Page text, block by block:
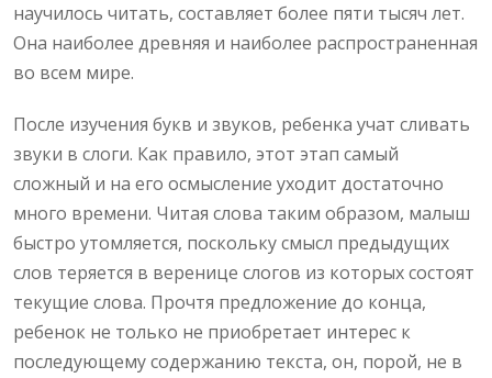
научилось читать, составляет более пяти тысяч лет.
Она наиболее древняя и наиболее распространенная
во всем мире.
После изучения букв и звуков, ребенка учат сливать
звуки в слоги. Как правило, этот этап самый
сложный и на его осмысление уходит достаточно
много времени. Читая слова таким образом, малыш
быстро утомляется, поскольку смысл предыдущих
слов теряется в веренице слогов из которых состоят
текущие слова. Прочтя предложение до конца,
ребенок не только не приобретает интерес к
последующему содержанию текста, он, порой, не в